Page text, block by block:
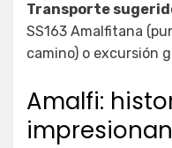
Transporte
SS163 Amalfitana
camino) o excursión
Amalfi: